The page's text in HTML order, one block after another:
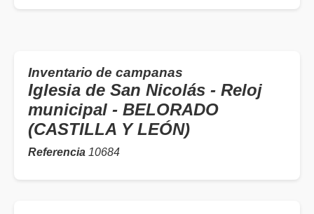
Inventario de campanas
Iglesia de San Nicolás - Reloj
municipal - BELORADO
(CASTILLA Y LEÓN)
Referencia 10684